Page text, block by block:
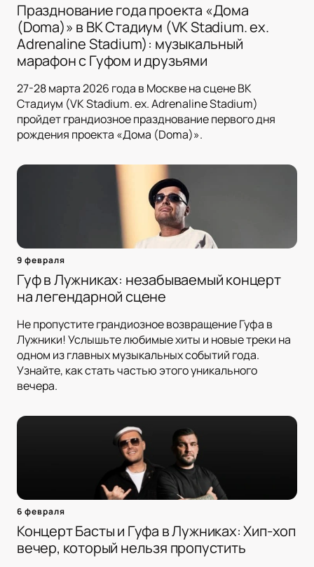
Празднование года проекта «Дома
(Doma)» в ВК Стадиум (VK Stadium. ex.
Adrenaline Stadium): музыкальный
марафон с Гуфом и друзьями
27-28 марта 2026 года в Москве на сцене ВК
Стадиум (VK Stadium. ex. Adrenaline Stadium)
пройдет грандиозное празднование первого дня
рождения проекта «Дома (Doma)».
9 февраля
Гуф в Лужниках: незабываемый концерт
на легендарной сцене
Не пропустите грандиозное возвращение Гуфа в
Лужники! Услышьте любимые хиты и новые треки на
одном из главных музыкальных событий года.
Узнайте, как стать частью этого уникального
вечера.
6 февраля
Концерт Басты и Гуфа в Лужниках: Хип-хоп
вечер, который нельзя пропустить